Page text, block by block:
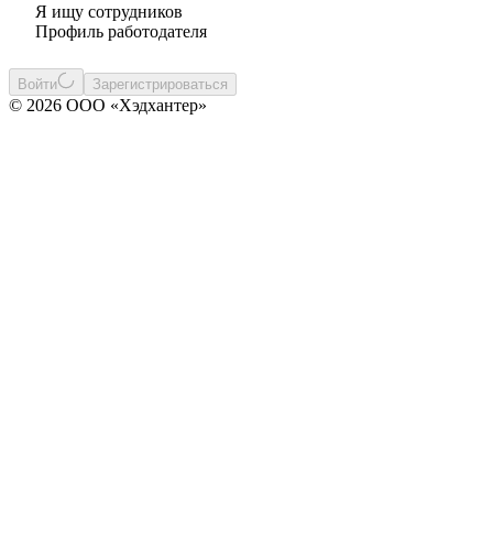
Я ищу сотрудников
Профиль работодателя
Войти Зарегистрироваться
© 2026 ООО «Хэдхантер»